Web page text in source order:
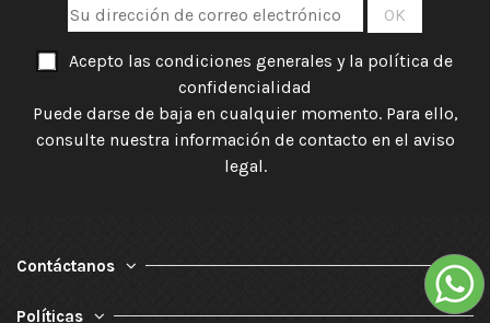
Acepto las condiciones generales y la política de
confidencialidad
Puede darse de baja en cualquier momento. Para ello,
consulte nuestra información de contacto en el aviso
legal.
Contáctanos
Políticas